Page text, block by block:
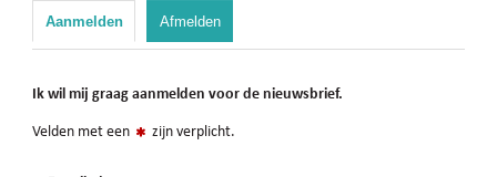
Aanmelden Afmelden
Ik wil mij graag aanmelden voor de nieuwsbrief.
Velden met een zijn verplicht.